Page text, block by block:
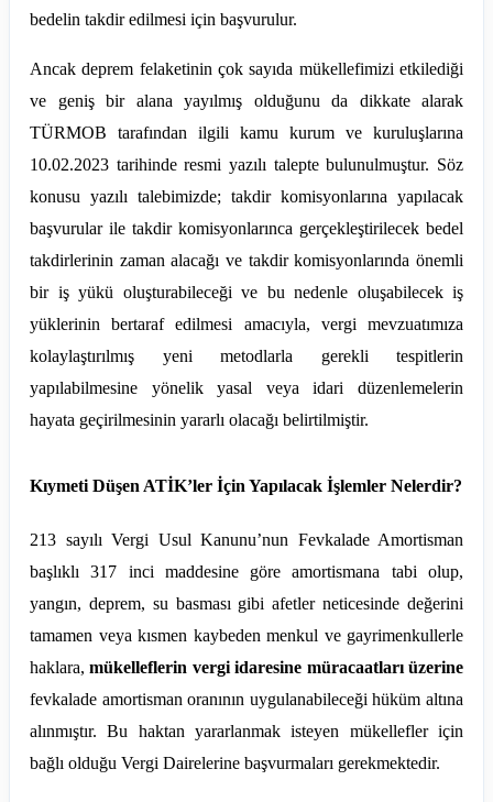
bedelin takdir edilmesi için başvurulur.
Ancak deprem felaketinin çok sayıda mükellefimizi etkilediği
ve geniş bir alana yayılmış olduğunu da dikkate alarak
TÜRMOB tarafından ilgili kamu kurum ve kuruluşlarına
10.02.2023 tarihinde resmi yazılı talepte bulunulmuştur. Söz
konusu yazılı talebimizde; takdir komisyonlarına yapılacak
başvurular ile takdir komisyonlarınca gerçekleştirilecek bedel
takdirlerinin zaman alacağı ve takdir komisyonlarında önemli
bir iş yükü oluşturabileceği ve bu nedenle oluşabilecek iş
yüklerinin bertaraf edilmesi amacıyla, vergi mevzuatımıza
kolaylaştırılmış yeni metodlarla gerekli tespitlerin
yapılabilmesine yönelik yasal veya idari düzenlemelerin
hayata geçirilmesinin yararlı olacağı belirtilmiştir.
Kıymeti Düşen ATİK’ler İçin Yapılacak İşlemler Nelerdir?
213 sayılı Vergi Usul Kanunu’nun Fevkalade Amortisman
başlıklı 317 inci maddesine göre amortismana tabi olup,
yangın, deprem, su basması gibi afetler neticesinde değerini
tamamen veya kısmen kaybeden menkul ve gayrimenkullerle
haklara,mükelleflerin vergi idaresine müracaatları üzerine
fevkalade amortisman oranının uygulanabileceği hüküm altına
alınmıştır. Bu haktan yararlanmak isteyen mükellefler için
bağlı olduğu Vergi Dairelerine başvurmaları gerekmektedir.